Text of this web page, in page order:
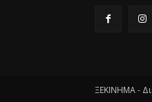
ΞΕΚΙΝΗΜΑ -